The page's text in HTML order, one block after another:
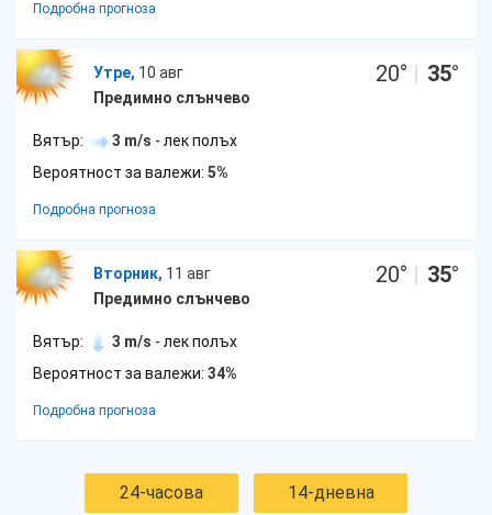
Подробна прогноза
Утре, 10 авг
Предимно слънчево
20° | 35°
Вятър: 3 m/s - лек полъх
Вероятност за валежи: 5%
Подробна прогноза
Вторник, 11 авг
Предимно слънчево
20° | 35°
Вятър: 3 m/s - лек полъх
Вероятност за валежи: 34%
Подробна прогноза
24-часова 14-дневна